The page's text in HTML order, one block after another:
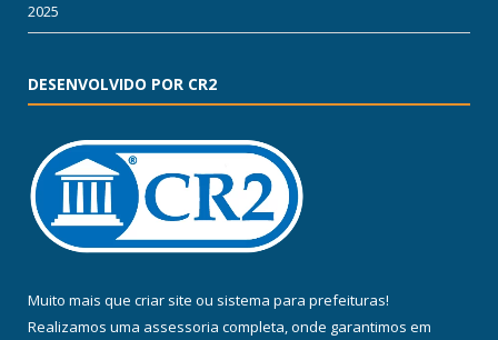
2025
DESENVOLVIDO POR CR2
Muito mais que criar site ou sistema para prefeituras!
Realizamos uma assessoria completa, onde garantimos em